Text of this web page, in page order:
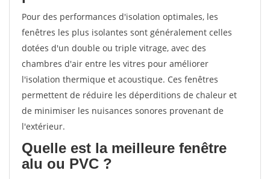
Pour des performances d'isolation optimales, les
fenêtres les plus isolantes sont généralement celles
dotées d'un double ou triple vitrage, avec des
chambres d'air entre les vitres pour améliorer
l'isolation thermique et acoustique. Ces fenêtres
permettent de réduire les déperditions de chaleur et
de minimiser les nuisances sonores provenant de
l'extérieur.
Quelle est la meilleure fenêtre
alu ou PVC ?